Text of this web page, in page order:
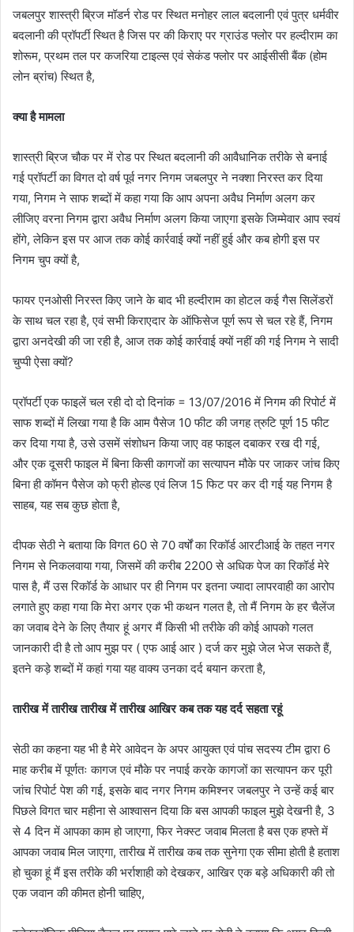
जबलपुर शास्त्री ब्रिज मॉडर्न रोड पर स्थित मनोहर लाल बदलानी एवं पुत्र धर्मवीर
बदलानी की प्रॉपर्टी स्थित है जिस पर की किराए पर ग्राउंड फ्लोर पर हल्दीराम का
शोरूम, प्रथम तल पर कजरिया टाइल्स एवं सेकंड फ्लोर पर आईसीसी बैंक (होम
लोन ब्रांच) स्थित है,
क्या है मामला
शास्त्री ब्रिज चौक पर में रोड पर स्थित बदलानी की आवैधानिक तरीके से बनाई
गई प्रॉपर्टी का विगत दो वर्ष पूर्व नगर निगम जबलपुर ने नक्शा निरस्त कर दिया
गया, निगम ने साफ शब्दों में कहा गया कि आप अपना अवैध निर्माण अलग कर
लीजिए वरना निगम द्वारा अवैध निर्माण अलग किया जाएगा इसके जिम्मेवार आप स्वयं
होंगे, लेकिन इस पर आज तक कोई कार्रवाई क्यों नहीं हुई और कब होगी इस पर
निगम चुप क्यों है,
फायर एनओसी निरस्त किए जाने के बाद भी हल्दीराम का होटल कई गैस सिलेंडरों
के साथ चल रहा है, एवं सभी किराएदार के ऑफिसेज पूर्ण रूप से चल रहे हैं, निगम
द्वारा अनदेखी की जा रही है, आज तक कोई कार्रवाई क्यों नहीं की गई निगम ने सादी
चुप्पी ऐसा क्यों?
प्रॉपर्टी एक फाइलें चल रही दो दो दिनांक = 13/07/2016 में निगम की रिपोर्ट में
साफ शब्दों में लिखा गया है कि आम पैसेज 10 फीट की जगह त्रुटि पूर्ण 15 फीट
कर दिया गया है, उसे उसमें संशोधन किया जाए वह फाइल दबाकर रख दी गई,
और एक दूसरी फाइल में बिना किसी कागजों का सत्यापन मौके पर जाकर जांच किए
बिना ही कॉमन पैसेज को फ्री होल्ड एवं लिज 15 फिट पर कर दी गई यह निगम है
साहब, यह सब कुछ होता है,
दीपक सेठी ने बताया कि विगत 60 से 70 वर्षों का रिकॉर्ड आरटीआई के तहत नगर
निगम से निकलवाया गया, जिसमें की करीब 2200 से अधिक पेज का रिकॉर्ड मेरे
पास है, मैं उस रिकॉर्ड के आधार पर ही निगम पर इतना ज्यादा लापरवाही का आरोप
लगाते हुए कहा गया कि मेरा अगर एक भी कथन गलत है, तो मैं निगम के हर चैलेंज
का जवाब देने के लिए तैयार हूं अगर मैं किसी भी तरीके की कोई आपको गलत
जानकारी दी है तो आप मुझ पर ( एफ आई आर ) दर्ज कर मुझे जेल भेज सकते हैं,
इतने कड़े शब्दों में कहां गया यह वाक्य उनका दर्द बयान करता है,
तारीख में तारीख तारीख में तारीख आखिर कब तक यह दर्द सहता रहूं
सेठी का कहना यह भी है मेरे आवेदन के अपर आयुक्त एवं पांच सदस्य टीम द्वारा 6
माह करीब में पूर्णतः कागज एवं मौके पर नपाई करके कागजों का सत्यापन कर पूरी
जांच रिपोर्ट पेश की गई, इसके बाद नगर निगम कमिश्नर जबलपुर ने उन्हें कई बार
पिछले विगत चार महीना से आश्वासन दिया कि बस आपकी फाइल मुझे देखनी है, 3
से 4 दिन में आपका काम हो जाएगा, फिर नेक्स्ट जवाब मिलता है बस एक हफ्ते में
आपका जवाब मिल जाएगा, तारीख में तारीख कब तक सुनेगा एक सीमा होती है हताश
हो चुका हूं मैं इस तरीके की भर्राशाही को देखकर, आखिर एक बड़े अधिकारी की तो
एक जवान की कीमत होनी चाहिए,